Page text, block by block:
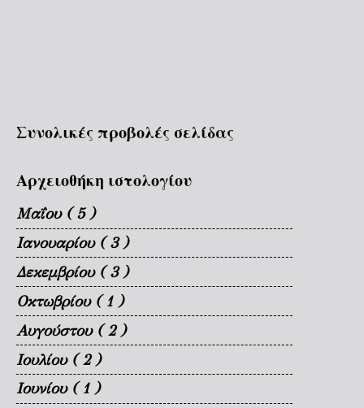
Συνολικές προβολές σελίδας
Αρχειοθήκη ιστολογίου
Μαΐου ( 5 )
Ιανουαρίου ( 3 )
Δεκεμβρίου ( 3 )
Οκτωβρίου ( 1 )
Αυγούστου ( 2 )
Ιουλίου ( 2 )
Ιουνίου ( 1 )